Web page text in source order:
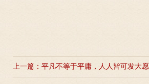
上一篇： 平凡不等于平庸，人人皆可发大愿